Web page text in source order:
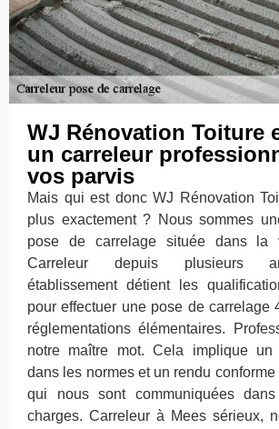
WJ Rénovation Toiture
un carreleur
vos parvis
Mais qui est donc WJ Rénovation
plus exactement ? Nous sommes
pose de carrelage située dans la
Carreleur depuis plusieurs
établissement détient les
pour effectuer une pose de carrelage
réglementations élémentaires.
notre maître mot. Cela implique un
dans les normes et un rendu
qui nous sont communiquées
charges. Carreleur à Mees sérieux,